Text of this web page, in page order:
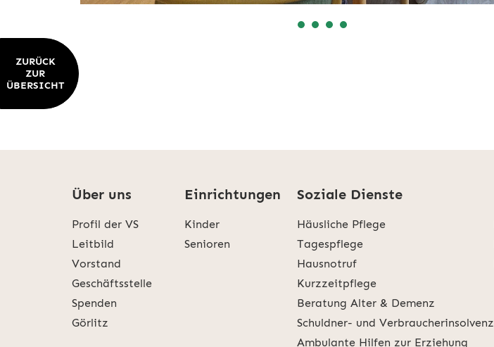
ZURÜCK
ZUR
ÜBERSICHT
Über uns
Profil der VS
Leitbild
Vorstand
Geschäftsstelle
Spenden
Görlitz
Einrichtungen
Kinder
Senioren
Soziale Dienste
Häusliche Pflege
Tagespflege
Hausnotruf
Kurzzeitpflege
Beratung Alter & Demenz
Schuldner- und Verbraucherinsolvenz
Ambulante Hilfen zur Erziehung